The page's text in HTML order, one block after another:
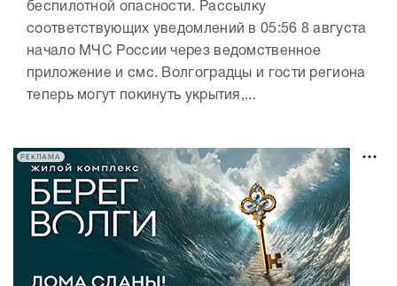
беспилотной опасности. Рассылку
соответствующих уведомлений в 05:56 8 августа
начало МЧС России через ведомственное
приложение и смс. Волгоградцы и гости региона
теперь могут покинуть укрытия,...
РЕКЛАМА